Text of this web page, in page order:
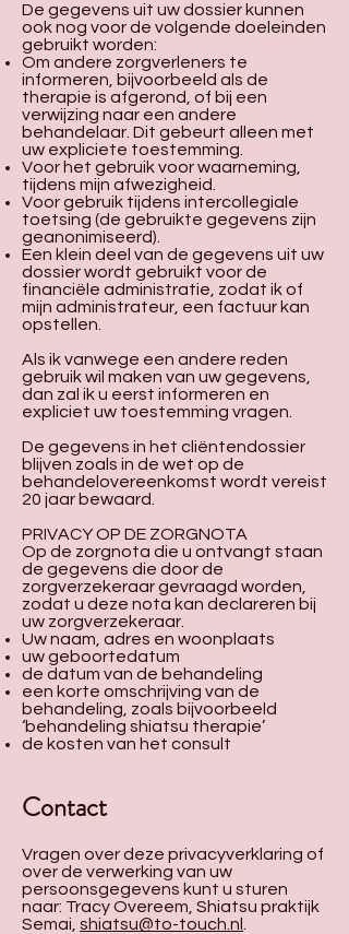
De gegevens uit uw dossier kunnen
ook nog voor de volgende doeleinden
gebruikt worden:
Om andere zorgverleners te
informeren, bijvoorbeeld als de
therapie is afgerond, of bij een
verwijzing naar een andere
behandelaar. Dit gebeurt alleen met
uw expliciete toestemming.
Voor het gebruik voor waarneming,
tijdens mijn afwezigheid.
Voor gebruik tijdens intercollegiale
toetsing (de gebruikte gegevens zijn
geanonimiseerd).
Een klein deel van de gegevens uit uw
dossier wordt gebruikt voor de
financiële administratie, zodat ik of
mijn administrateur, een factuur kan
opstellen.
Als ik vanwege een andere reden
gebruik wil maken van uw gegevens,
dan zal ik u eerst informeren en
expliciet uw toestemming vragen.
De gegevens in het cliëntendossier
blijven zoals in de wet op de
behandelovereenkomst wordt vereist
20 jaar bewaard.
PRIVACY OP DE ZORGNOTA
Op de zorgnota die u ontvangt staan
de gegevens die door de
zorgverzekeraar gevraagd worden,
zodat u deze nota kan declareren bij
uw zorgverzekeraar.
Uw naam, adres en woonplaats
uw geboortedatum
de datum van de behandeling
een korte omschrijving van de
behandeling, zoals bijvoorbeeld
‘behandeling shiatsu therapie’
de kosten van het consult
Contact
Vragen over deze privacyverklaring of
over de verwerking van uw
persoonsgegevens kunt u sturen
naar: Tracy Overeem, Shiatsu praktijk
Semai, shiatsu@to-touch.nl